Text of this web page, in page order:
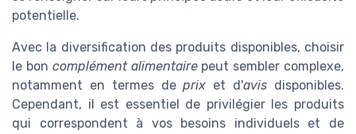
potentielle.
Avec la diversification des produits disponibles, choisir
le bon complément alimentairepeut sembler complexe,
notamment en termes deprix et d'avis disponibles.
Cependant, il est essentiel de privilégier les produits
qui correspondent à vos besoins individuels et de